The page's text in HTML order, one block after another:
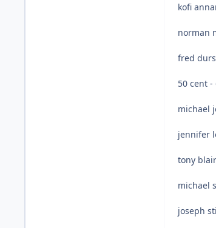
kofi
norman
fred
50 cent -
michael
jennifer
tony
michael
joseph